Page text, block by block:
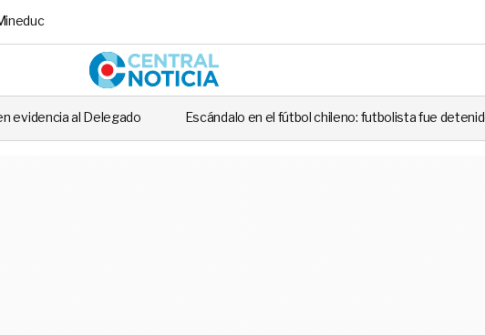
Central Noticia
Escándalo en el fútbol chileno: futbolista fue detenido tras casi atropellar a